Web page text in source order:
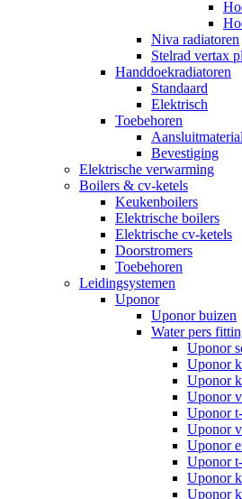
Niva radiatoren
Stelrad vertax
Handdoekradiatoren
Standaard
Elektrisch
Toebehoren
Bevestiging
Elektrische verwarming
Boilers & cv-ketels
Keukenboilers
Elektrische boilers
Elektrische cv-ketels
Doorstromers
Toebehoren
Leidingsystemen
Uponor
Uponor buizen
Water pers
Uponor
Uponor
Uponor
Uponor
Uponor
Uponor
Uponor
Uponor
Uponor
Uponor